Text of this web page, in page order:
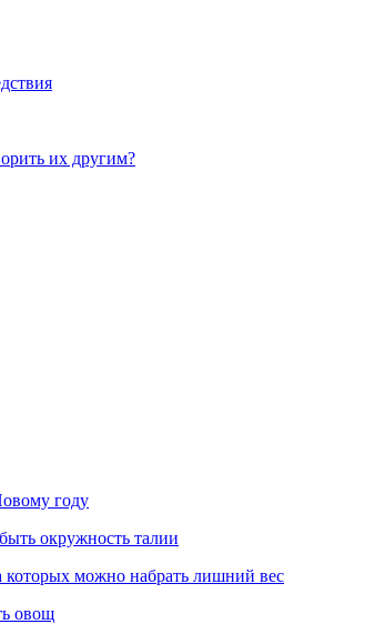
их другим?
году
окружность талии
которых можно набрать лишний вес
овощ